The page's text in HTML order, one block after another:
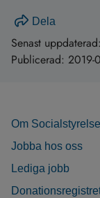
Dela
Senast uppdaterad:
Publicerad: 2019-
Om
Jobba hos oss
Lediga jobb